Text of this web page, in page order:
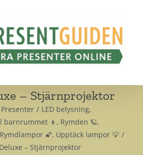
– Stjärnprojektor
Presenter
LED belysning
barnrummet 👦
Rymden 🪐
🌠 Upptäck lampor 💡
– Stjärnprojektor